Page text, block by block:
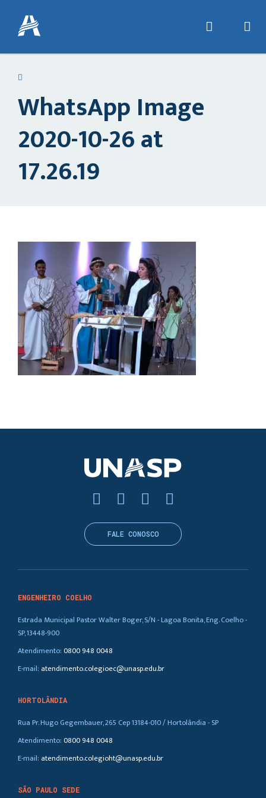
WhatsApp Image
2020-10-26 at
17.26.19
ENGENHEIRO COELHO
Estrada Municipal Pastor Walter Boger, S/N - Lagoa Bonita, Eng. Coelho -
SP, 13448-900
Atendimento:0800 948 0048
E-mail: atendimento.colegioec@unasp.edu.br
HORTOLÂNDIA
Rua Pr. Hugo Gegembauer, 265 Cep 13184-010 / Hortolândia - SP
Atendimento:0800 948 0048
E-mail: atendimento.colegioht@unasp.edu.br
SÃO PAULO SEDE
FALE CONOSCO